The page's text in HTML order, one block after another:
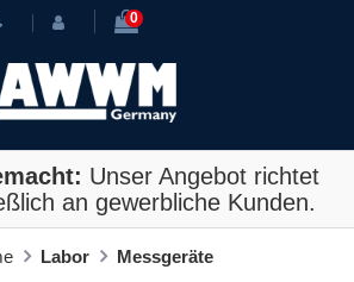
0
Unser Angebot richtet
an gewerbliche Kunden.
Labor Messgeräte